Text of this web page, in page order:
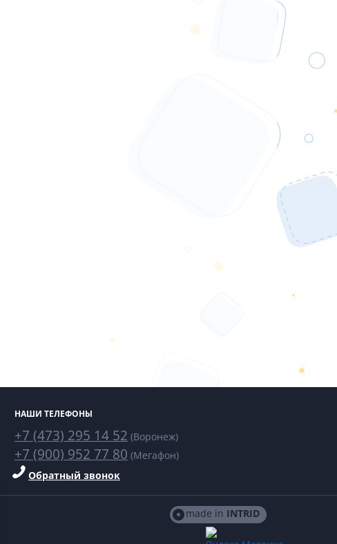
НАШИ ТЕЛЕФОНЫ
+7 (473) 295 14 52 (Воронеж)
+7 (900) 952 77 80 (Мегафон)
Обратный звонок
made in INTRID